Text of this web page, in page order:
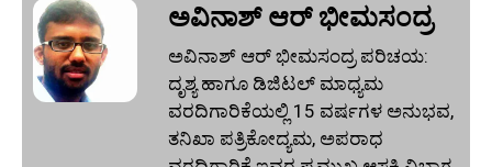
ಅವಿನಾಶ್‌ ಆರ್‌ ಭೀಮಸಂದ್ರ
ಅವಿನಾಶ್‌ ಆರ್‌ ಭೀಮಸಂದ್ರ ಪರಿಚಯ:
ದೃಶ್ಯ ಹಾಗೂ ಡಿಜಿಟಲ್ ಮಾಧ್ಯಮ
ವರದಿಗಾರಿಕೆಯಲ್ಲಿ 15 ವರ್ಷಗಳ ಅನುಭವ,
ತನಿಖಾ ಪತ್ರಿಕೋದ್ಯಮ, ಅಪರಾಧ